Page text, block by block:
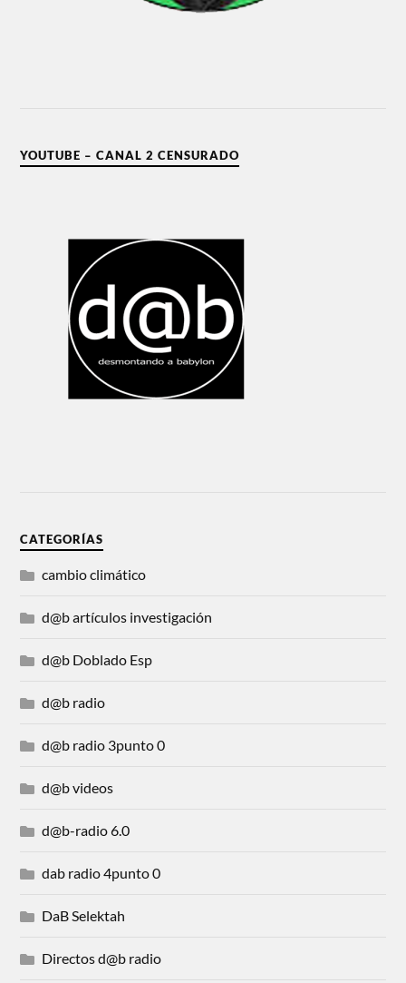
YOUTUBE – CANAL 2 CENSURADO
CATEGORÍAS
cambio climático
d@b artículos investigación
d@b Doblado Esp
d@b radio
d@b radio 3punto 0
d@b videos
d@b-radio 6.0
dab radio 4punto 0
DaB Selektah
Directos d@b radio